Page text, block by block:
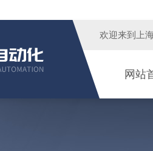
欢迎来到 上
网站